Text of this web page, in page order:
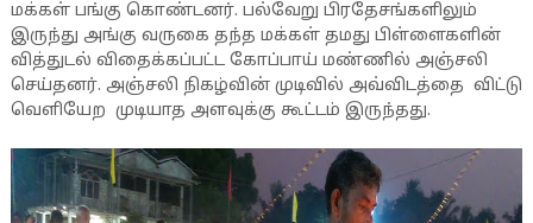
மக்கள் பங்கு கொண்டனர். பல்வேறு பிரதேசங்களிலும்
இருந்து அங்கு வருகை தந்த மக்கள் தமது பிள்ளைகளின்
வித்துடல் விதைக்கப்பட்ட கோப்பாய் மண்ணில் அஞ்சலி
செய்தனர். அஞ்சலி நிகழ்வின் முடிவில் அவ்விடத்தை விட்டு
வெளியேற முடியாத அளவுக்கு கூட்டம் இருந்தது.